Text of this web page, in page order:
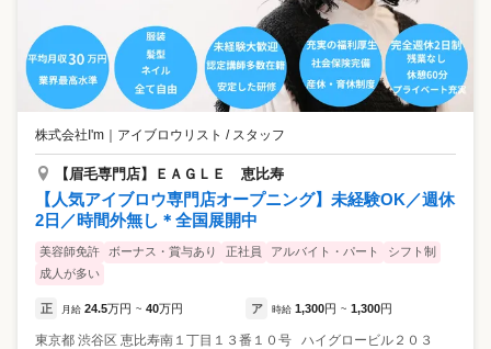
株式会社I'm ｜ アイブロウリスト / スタッフ
【眉毛専門店】ＥＡＧＬＥ 恵比寿
【人気アイブロウ専門店オープニング】未経験OK／週休
2日／時間外無し＊全国展開中
美容師免許 ボーナス・賞与あり 正社員 アルバイト・パート
シフト制
成人が多い
正 月給 24.5万円 ~ 40万円 ア 時給 1,300円 ~ 1,300円
東京都 渋谷区 恵比寿南１丁目１３番１０号 ハイグロービル２０３